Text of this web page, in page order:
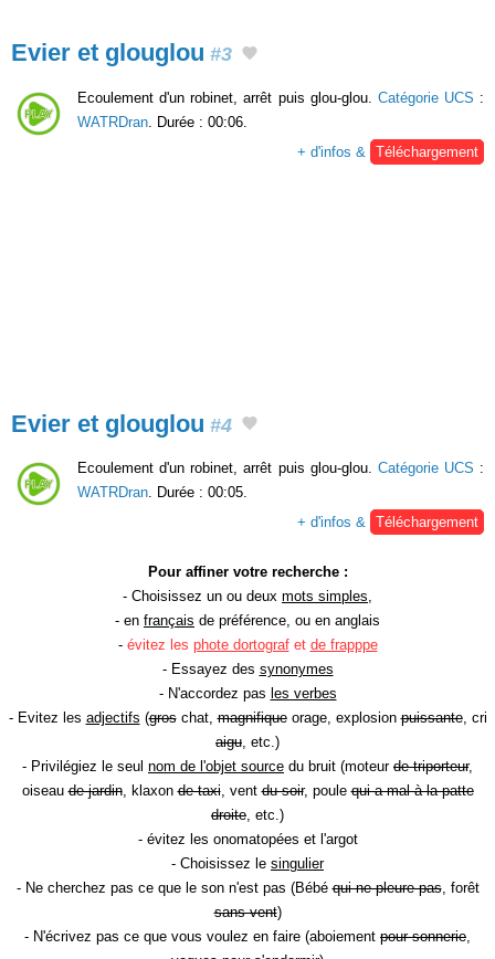
Evier et glouglou #3
Ecoulement d'un robinet, arrêt puis glou-glou. Catégorie UCS :
WATRDran . Durée : 00:06.
+ d'infos &
Téléchargement
Evier et glouglou #4
Ecoulement d'un robinet, arrêt puis glou-glou. Catégorie UCS :
WATRDran. Durée : 00:05.
+ d'infos & Téléchargement
Pour affiner votre recherche :
- Choisissez un ou deux mots simples,
- en français de préférence, ou en anglais
- évitez les phote dortografet de frapppe
- Essayez des synonymes
- N'accordez pas les verbes
- Evitez les adjectifs (groschat,magnifiqueorage, explosionpuissante, cri
aigu, etc.)
- Privilégiez le seul nom de l'objet source du bruit (moteur de triporteur,
oiseaude jardin, klaxonde taxi, ventdu soir, poulequi a mal à la patte
droite, etc.)
- évitez les onomatopées et l'argot
- Choisissez le singulier
- Ne cherchez pas ce que le son n'est pas (Bébéqui ne pleure pas, forêt
sans vent)
- N'écrivez pas ce que vous voulez en faire (aboiement pour sonnerie,